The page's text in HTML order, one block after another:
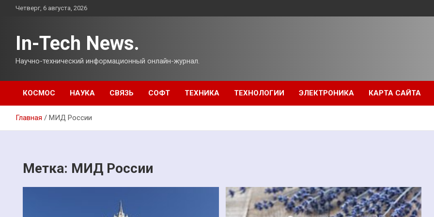
ПерейтиЧетверг, 6 августа, 2026
In-Tech News.
Научно-технический информационный онлайн-журнал.
КОСМОС НАУКА СВЯЗЬ СОФТ ТЕХНИКА ТЕХНОЛОГИИ ЭЛЕКТРОНИКА КАРТА САЙТА
Главная МИД России
Метка: МИД России